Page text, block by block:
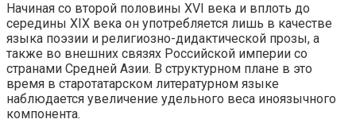
Начиная со второй половины XVI века и вплоть до
середины XIХ века он употребляется лишь в качестве
языка поэзии и религиозно-дидактической прозы, а
также во внешних связях Российской империи со
странами Средней Азии. В структурном плане в это
время в старотатарском литературном языке
наблюдается увеличение удельного веса иноязычного
компонента.